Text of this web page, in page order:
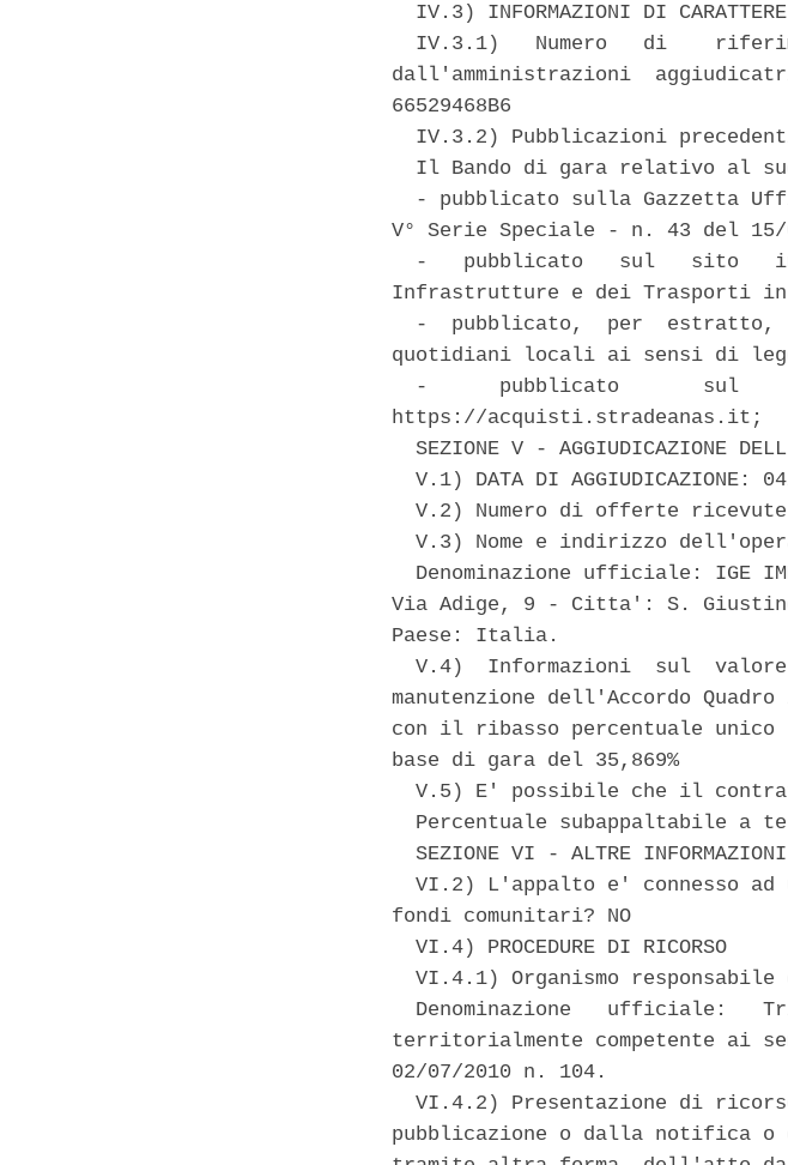
IV.3) INFORMAZIONI DI
IV.3.1)   Numero   di
dall'amministrazioni
66529468B6
IV.3.2) Pubblicazioni
Il Bando di gara relativo al
- pubblicato sulla Gazzetta
V° Serie Speciale - n. 43 del 15/
-   pubblicato   sul   sito
Infrastrutture e dei Trasporti in
-  pubblicato,  per  estratto,
quotidiani locali ai sensi di
-      pubblicato       sul
https://acquisti.stradeanas.it;
SEZIONE V - AGGIUDICAZIONE
V.1) DATA DI AGGIUDICAZIONE:
V.2) Numero di offerte
V.3) Nome e indirizzo
Denominazione ufficiale: IGE
Via Adige, 9 - Citta': S.
Paese: Italia.
V.4)  Informazioni  sul
manutenzione dell'Accordo
con il ribasso percentuale
base di gara del 35,869%
V.5) E' possibile che il
Percentuale subappaltabile a
  SEZIONE VI - ALTRE INFORMAZIONI
VI.2) L'appalto e' connesso ad
fondi comunitari? NO
  VI.4) PROCEDURE DI RICORSO
VI.4.1) Organismo responsabile
Denominazione   ufficiale:
territorialmente competente ai
02/07/2010 n. 104.
VI.4.2) Presentazione di
pubblicazione o dalla notifica o